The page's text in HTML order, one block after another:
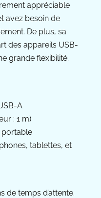
appréciable
avez besoin de
De plus, sa
des appareils USB-
grande flexibilité.
A
: 1 m)
portable
tablettes, et
de temps d’attente.